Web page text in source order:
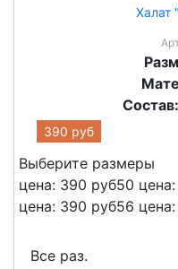
Халат
Состав:
390 руб
Выберите размеры
цена: 390 руб50
цена: 390 руб56
Все раз.